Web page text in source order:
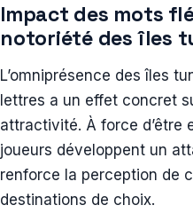
Impact des mots
notoriété des îles
L’omniprésence des îles
lettres a un effet concret
attractivité. À force d’être
joueurs développent un
renforce la perception de
destinations de choix.